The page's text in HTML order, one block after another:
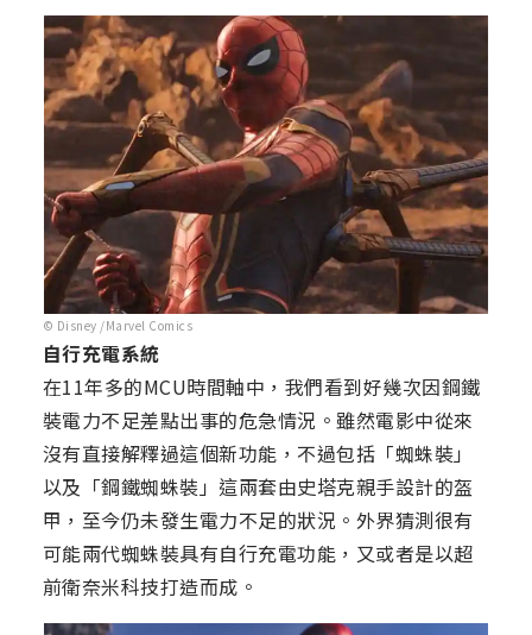
© Disney /Marvel Comics
自行充電系統
在11年多的MCU時間軸中，我們看到好幾次因鋼鐵
裝電力不足差點出事的危急情況。雖然電影中從來
沒有直接解釋過這個新功能，不過包括「蜘蛛裝」
以及「鋼鐵蜘蛛裝」這兩套由史塔克親手設計的盔
甲，至今仍未發生電力不足的狀況。外界猜測很有
可能兩代蜘蛛裝具有自行充電功能，又或者是以超
前衛奈米科技打造而成。